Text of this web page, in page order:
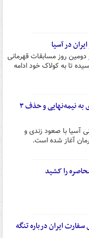
در آسیا
دومین روز مسابقات قهرمانی
تا به کولاک خود ادامه
صعود زندی و بختیاری به نیمه‌نهایی و حذف ۳
آسیا با صعود زندی و
را کشید
ایران درباره تنگه